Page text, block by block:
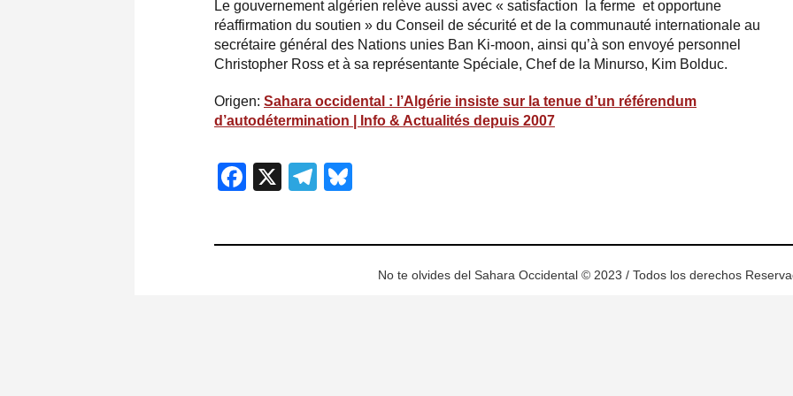
Le gouvernement algérien relève aussi avec « satisfaction la ferme et opportune
réaffirmation du soutien » du Conseil de sécurité et de la communauté internationale au
secrétaire général des Nations unies Ban Ki-moon, ainsi qu’à son envoyé personnel
Christopher Ross et à sa représentante Spéciale, Chef de la Minurso, Kim Bolduc.
Origen: Sahara occidental : l’Algérie insiste sur la tenue d’un référendum
d’autodétermination | Info & Actualités depuis 2007
Facebook
X Telegram
No te olvides del Sahara Occidental © 2023 / Todos los derechos